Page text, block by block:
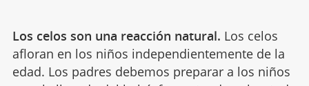
Los celos son una reacción natural. Los celos
afloran en los niños independientemente de la
edad. Los padres debemos preparar a los niños